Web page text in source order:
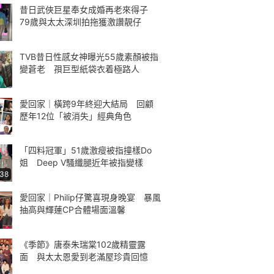
昔日武俠巨星奉女成婚再老來得子
79歲與太太深圳拍拖獲激讚靚仔
TVB昔日性感女神曝光55歲素顏被指
變蒼老 孭巨型紙袋衣着極路人
愛回家｜橫跨9年終迎大結局 回顧
歷年12位「被消失」經典角色
「四料冠軍」51歲激瘦被指撞樣Do
姐 Deep V騷纖腿近年被指變樣
愛回家｜Philip仔驚喜現身晚宴 暴風
抽高與輝蓮CP合體場面溫馨
《季節》唐泰朱瑞棠102歲精靈露
面 與太太恩愛到老滿屋珍貴回憶